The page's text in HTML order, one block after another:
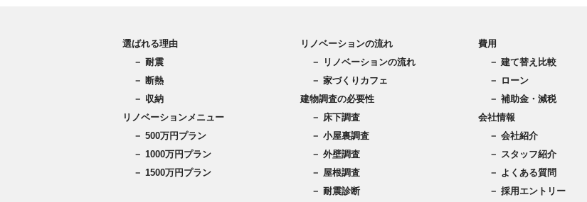
選ばれる理由
－ 耐震
－ 断熱
－ 収納
リノベーションメニュー
－ 500万円プラン
－ 1000万円プラン
－ 1500万円プラン
リノベーションの流れ
－ リノベーションの流れ
－ 家づくりカフェ
建物調査の必要性
－ 床下調査
－ 小屋裏調査
－ 外壁調査
－ 屋根調査
－ 耐震診断
費用
－ 建て替え比較
－ ローン
－ 補助金・減税
会社情報
－ 会社紹介
－ スタッフ紹介
－ よくある質問
－ 採用エントリー